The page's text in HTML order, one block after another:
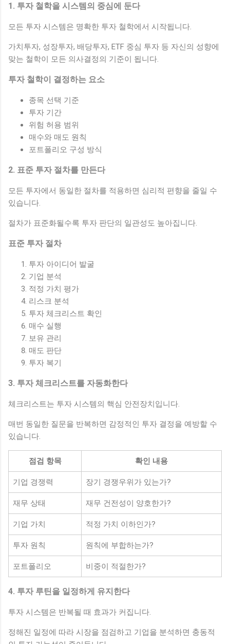
1. 투자 철학을 시스템의 중심에 둔다
모든 투자 시스템은 명확한 투자 철학에서 시작됩니다.
가치투자, 성장투자, 배당투자, ETF 중심 투자 등 자신의 성향에
맞는 철학이 모든 의사결정의 기준이 됩니다.
투자 철학이 결정하는 요소
종목 선택 기준
투자 기간
위험 허용 범위
매수와 매도 원칙
포트폴리오 구성 방식
2. 표준 투자 절차를 만든다
모든 투자에서 동일한 절차를 적용하면 심리적 편향을 줄일 수
있습니다.
절차가 표준화될수록 투자 판단의 일관성도 높아집니다.
표준 투자 절차
투자 아이디어 발굴
기업 분석
적정 가치 평가
리스크 분석
투자 체크리스트 확인
매수 실행
보유 관리
매도 판단
투자 복기
3. 투자 체크리스트를 자동화한다
체크리스트는 투자 시스템의 핵심 안전장치입니다.
매번 동일한 질문을 반복하면 감정적인 투자 결정을 예방할 수
있습니다.
점검 항목 확인 내용
기업 경쟁력 장기 경쟁우위가 있는가?
재무 상태 재무 건전성이 양호한가?
기업 가치 적정 가치 이하인가?
투자 원칙 원칙에 부합하는가?
포트폴리오 비중이 적절한가?
4. 투자 루틴을 일정하게 유지한다
투자 시스템은 반복될 때 효과가 커집니다.
정해진 일정에 따라 시장을 점검하고 기업을 분석하면 충동적